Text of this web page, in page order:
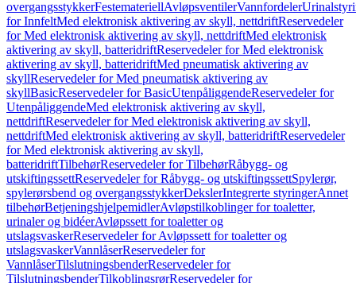
overgangsstykkerFestemateriellAvløpsventilerVannfordeler
for InnfeltMed elektronisk aktivering av skyll, nettdriftReservedeler
for Med elektronisk aktivering av skyll, nettdriftMed elektronisk
aktivering av skyll, batteridriftReservedeler for Med elektronisk
aktivering av skyll, batteridriftMed pneumatisk aktivering av
skyllReservedeler for Med pneumatisk aktivering av
skyllBasicReservedeler for BasicUtenpåliggendeReservedeler for
UtenpåliggendeMed elektronisk aktivering av skyll,
nettdriftReservedeler for Med elektronisk aktivering av skyll,
nettdriftMed elektronisk aktivering av skyll, batteridriftReservedeler
for Med elektronisk aktivering av skyll,
batteridriftTilbehørReservedeler for TilbehørRåbygg- og
utskiftingssettReservedeler for Råbygg- og utskiftingssettSpylerør,
spylerørsbend og overgangsstykkerDekslerIntegrerte styringerAnnet
tilbehørBetjeningshjelpemidlerAvløpstilkoblinger for toaletter,
urinaler og bidéerAvløpssett for toaletter og
utslagsvaskerReservedeler for Avløpssett for toaletter og
utslagsvaskerVannlåserReservedeler for
VannlåserTilslutningsbenderReservedeler for
TilslutningsbenderTilkoblingsrørReservedeler for